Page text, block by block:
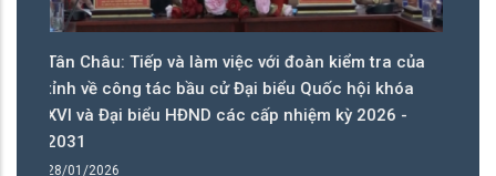
NHIỆT LIỆT CHÀO MỪNG NGÀY BẦU CỬ ĐẠI BIỂU
QUỐC HỘI KHOÁ XVI VÀ BẦU CỬ ĐẠI BIỂU HĐND
CÁC CẤP NHIỆM KỲ 2026-2031
26/01/2026